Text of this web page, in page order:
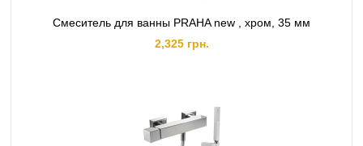
Смеситель для ванны PRAHA new , хром, 35 мм
2,325 грн.